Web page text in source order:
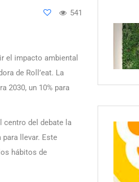
541
el impacto ambiental
de Roll’eat. La
2030, un 10% para
centro del debate la
llevar. Este
hábitos de